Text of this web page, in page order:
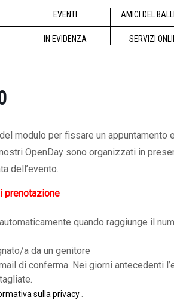
EVENTI AMICI DEL
IN EVIDENZA SERVIZI
modulo per fissare un appuntamento
OpenDay sono organizzati in
dell’evento.
prenotazione
quando raggiunge il
a da un genitore
di conferma. Nei giorni antecedenti
sulla privacy.